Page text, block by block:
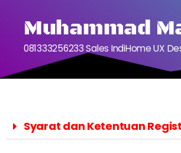
Muhammad
081333256233 Sales IndiHome UX
Syarat dan Ketentuan